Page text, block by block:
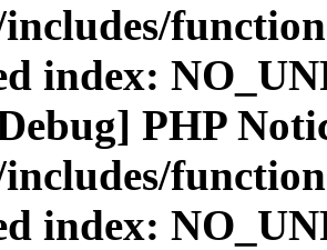
index:
PHP
index: